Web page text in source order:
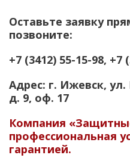
Оставьте заявку
позвоните:
+7 (3412) 55-15-98, +7
Адрес: г. Ижевск, ул.
д. 9, оф. 17
Компания
профессиональная
гарантией.